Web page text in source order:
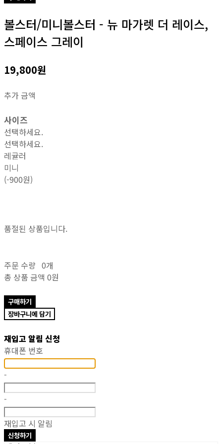
볼스터/미니볼스터 - 뉴 마가렛 더 레이스,
스페이스 그레이
19,800원
추가 금액
사이즈
선택하세요.
선택하세요.
레귤러
미니
(-900원)
품절된 상품입니다.
주문 수량 0개
총 상품 금액 0원
구매하기
장바구니에 담기
재입고 알림 신청
휴대폰 번호
-
-
재입고 시 알림
신청하기